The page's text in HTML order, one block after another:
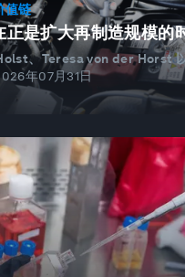
值链
正是扩大再制造规模的
、Teresa von der Horst
年07月31日